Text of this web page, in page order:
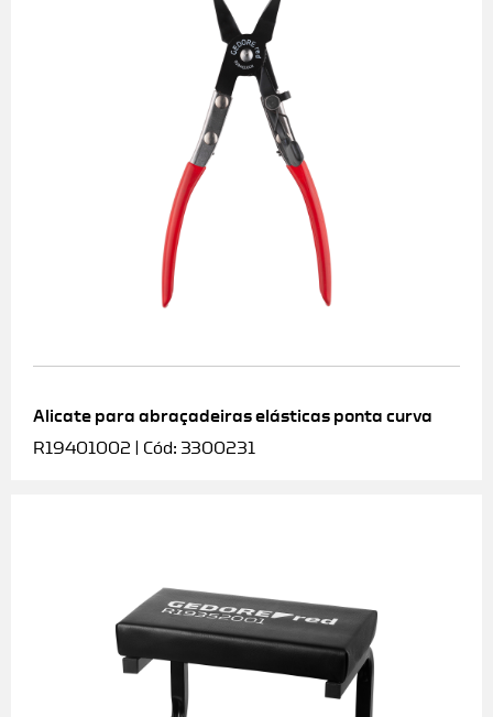
Alicate para abraçadeiras elásticas ponta curva
R19401002 | Cód: 3300231